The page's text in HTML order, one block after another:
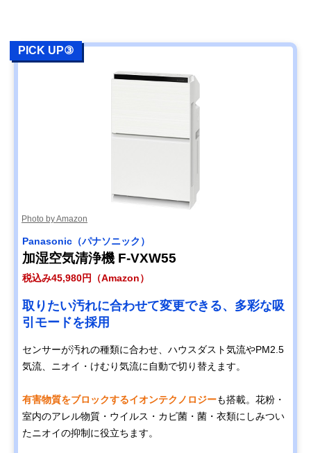
PICK UP③
Photo by Amazon
Panasonic（パナソニック）
加湿空気清浄機 F-VXW55
税込み45,980円（Amazon）
取りたい汚れに合わせて変更できる、多彩な吸
引モードを採用
センサーが汚れの種類に合わせ、ハウスダスト気流やPM2.5
気流、ニオイ・けむり気流に自動で切り替えます。
有害物質をブロックするイオンテクノロジーも搭載。花粉・
室内のアレル物質・ウイルス・カビ菌・菌・衣類にしみつい
たニオイの抑制に役立ちます。